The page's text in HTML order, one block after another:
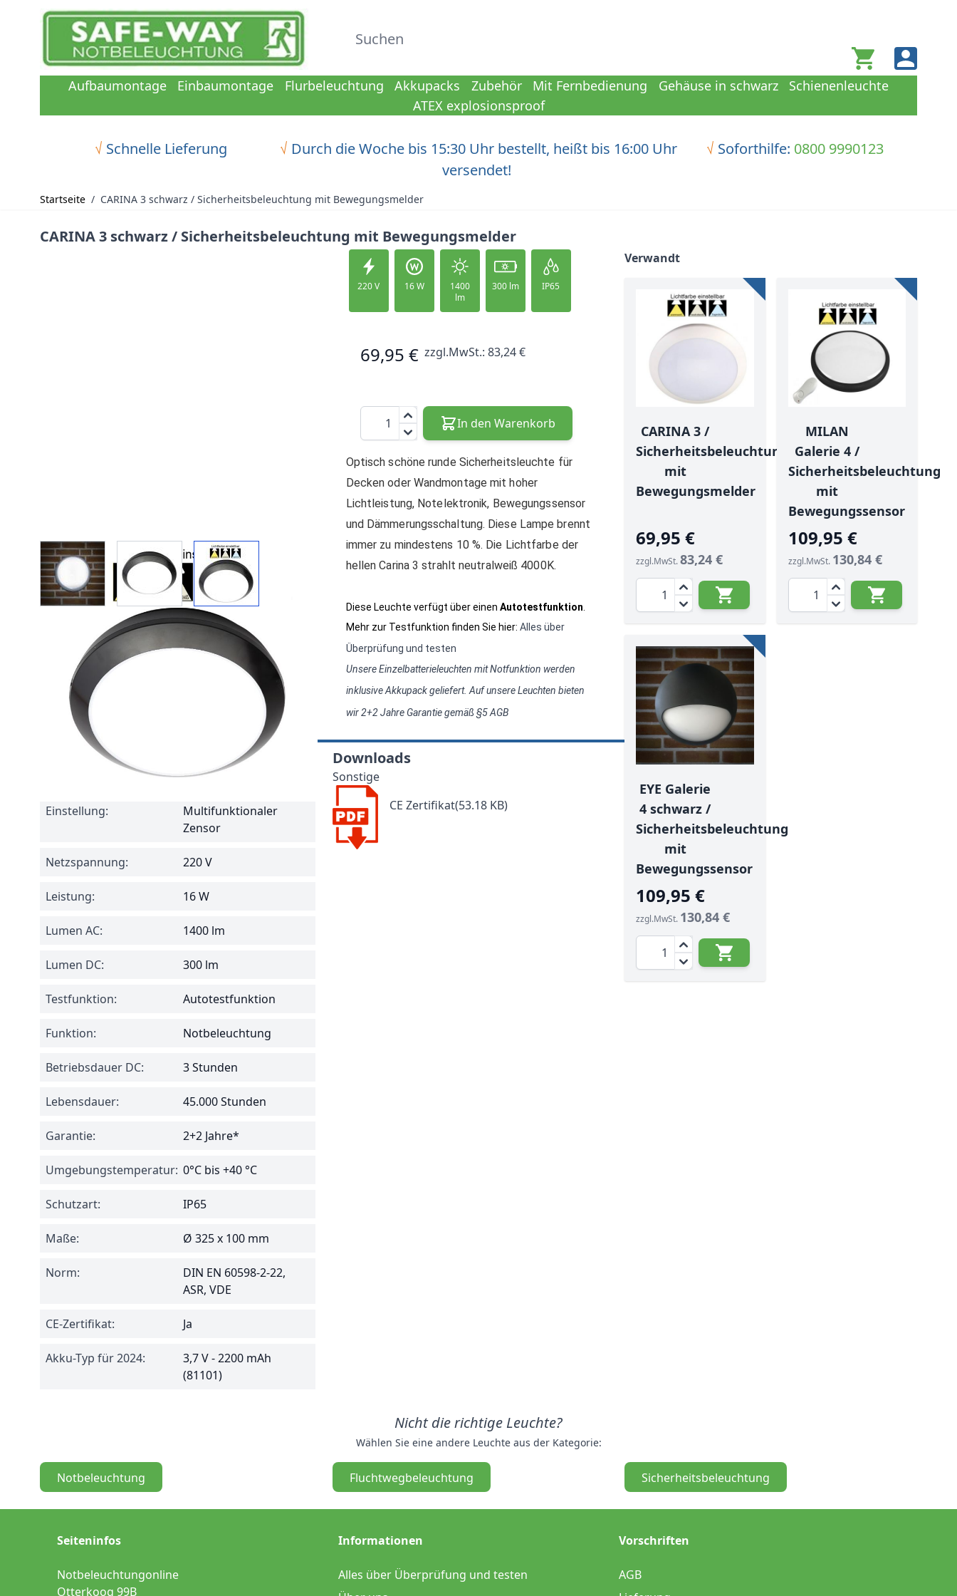
Zum Inhalt springen
Suchen
Warenkorb
√ Schnelle Lieferung √ Durch die Woche bis 15:30 Uhr bestellt, heißt bis 16:00 Uhr
versendet!
√ Soforthilfe: 0800 9990123
Aufbaumontage Einbaumontage Flurbeleuchtung Akkupacks Zubehör Mit Fernbedienung Gehäuse in schwarz
Schienenleuchte
ATEX explosionsproof
Startseite / CARINA 3 schwarz / Sicherheitsbeleuchtung mit Bewegungsmelder
CARINA 3 schwarz / Sicherheitsbeleuchtung mit Bewegungsmelder
View larger imageView larger imageView larger image
220 V 16 W
1400
lm
300 lm IP65
69,95 € zzgl.MwSt.: 83,24 €
Menge
In den Warenkorb
Optisch schöne runde Sicherheitsleuchte für
Decken oder Wandmontage mit hoher
Lichtleistung, Notelektronik, Bewegungssensor
und Dämmerungsschaltung. Diese Lampe brennt
immer zu mindestens 10 %. Die Lichtfarbe der
hellen Carina 3 strahlt neutralweiß 4000K.
Diese Leuchte verfügt über einen Autotestfunktion
Mehr zur Testfunktion finden Sie hier: Alles über
Überprüfung und testen
Unsere Einzelbatterieleuchten mit Notfunktion werden
inklusive Akkupack geliefert. Auf unsere Leuchten bieten
wir 2+2 Jahre Garantie gemäß §5 AGB
Spezifikationen
Einstellung:
Multifunktionaler
Zensor
Netzspannung: 220 V
Leistung: 16 W
Lumen AC: 1400 lm
Lumen DC: 300 lm
Testfunktion: Autotestfunktion
Funktion: Notbeleuchtung
Betriebsdauer DC: 3 Stunden
Lebensdauer: 45.000 Stunden
Garantie: 2+2 Jahre*
Umgebungstemperatur: 0°C bis +40 °C
Schutzart: IP65
Maße: Ø 325 x 100 mm
Norm:
DIN EN 60598-2-22,
ASR, VDE
CE-Zertifikat: Ja
Akku-Typ für 2024:
3,7 V - 2200 mAh
(81101)
Downloads
Sonstige
CE Zertifikat(53.18 KB)
Verwandt
CARINA 3 /
Sicherheitsbeleuchtung
mit
Bewegungsmelder
69,95 €
zzgl.MwSt.83,24 €
Menge
MILAN
Galerie 4 /
Sicherheitsbeleuchtung
mit
Bewegungssensor
109,95 €
zzgl.MwSt. 130,84 €
Menge
EYE Galerie
4 schwarz /
Sicherheitsbeleuchtung
mit
Bewegungssensor
109,95 €
zzgl.MwSt. 130,84 €
Menge
Nicht die richtige Leuchte?
Wählen Sie eine andere Leuchte aus der Kategorie:
Notbeleuchtung Fluchtwegbeleuchtung Sicherheitsbeleuchtung
Seiteninfos
Notbeleuchtungonline
Otterkoog 99B
Informationen
Alles über Überprüfung und testen
Vorschriften
AGB